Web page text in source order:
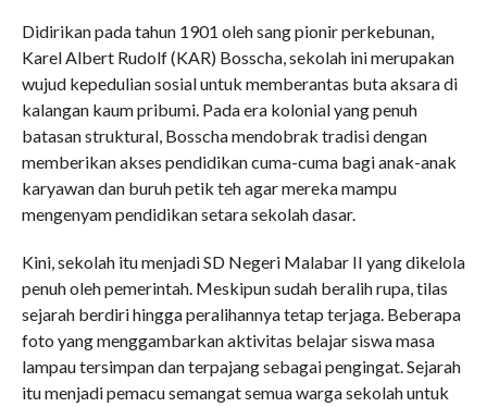
Didirikan pada tahun 1901 oleh sang pionir perkebunan,
Karel Albert Rudolf (KAR) Bosscha, sekolah ini merupakan
wujud kepedulian sosial untuk memberantas buta aksara di
kalangan kaum pribumi. Pada era kolonial yang penuh
batasan struktural, Bosscha mendobrak tradisi dengan
memberikan akses pendidikan cuma-cuma bagi anak-anak
karyawan dan buruh petik teh agar mereka mampu
mengenyam pendidikan setara sekolah dasar.
Kini, sekolah itu menjadi SD Negeri Malabar II yang dikelola
penuh oleh pemerintah. Meskipun sudah beralih rupa, tilas
sejarah berdiri hingga peralihannya tetap terjaga. Beberapa
foto yang menggambarkan aktivitas belajar siswa masa
lampau tersimpan dan terpajang sebagai pengingat. Sejarah
itu menjadi pemacu semangat semua warga sekolah untuk